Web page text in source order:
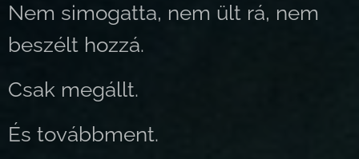
Nem simogatta, nem ült rá, nem
beszélt hozzá.
Csak megállt.
És továbbment.